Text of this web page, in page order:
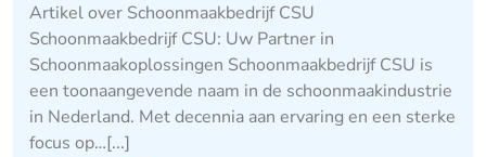
Artikel over Schoonmaakbedrijf CSU
Schoonmaakbedrijf CSU: Uw Partner in
Schoonmaakoplossingen Schoonmaakbedrijf CSU is
een toonaangevende naam in de schoonmaakindustrie
in Nederland. Met decennia aan ervaring en een sterke
focus op…[...]